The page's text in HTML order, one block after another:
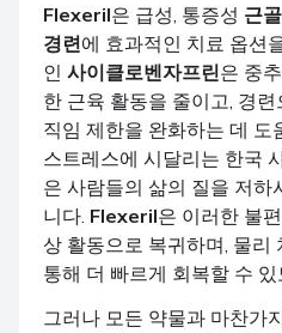
Flexeril은 급성, 통증성 근
경련에 효과적인 치료 옵션
인 사이클로벤자프린은 중
한 근육 활동을 줄이고, 경
직임 제한을 완화하는 데 도
스트레스에 시달리는 한국
은 사람들의 삶의 질을 저하
니다. Flexeril은 이러한 불
상 활동으로 복귀하며, 물리
통해 더 빠르게 회복할 수
그러나 모든 약물과 마찬가